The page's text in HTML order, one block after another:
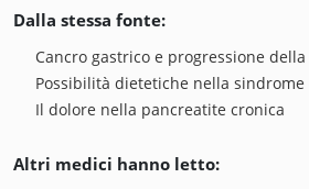
Dalla stessa fonte:
Cancro gastrico e progressione
Possibilità dietetiche nella
Il dolore nella pancreatite cronica
Altri medici hanno letto: